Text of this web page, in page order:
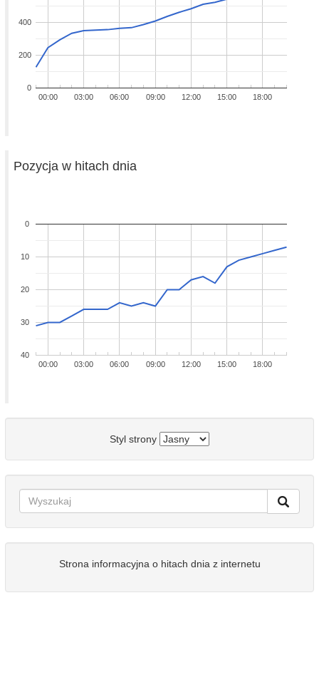
00:00 03:00 06:00 09:00 12:00 15:00 18:00
0
200
400
Pozycja w hitach dnia
00:00 03:00 06:00 09:00 12:00 15:00 18:00
0
10
20
30
40
Styl strony
Strona informacyjna o hitach dnia z internetu